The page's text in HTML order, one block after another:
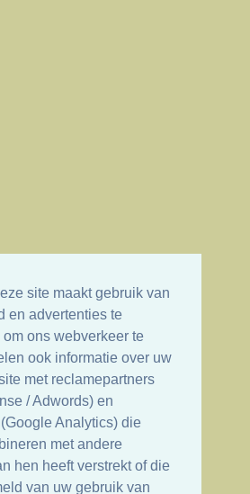
site maakt gebruik van
en advertenties te
ons webverkeer te
ook informatie over uw
met reclamepartners
/ Adwords) en
Analytics) die
met andere
hen heeft verstrekt of die
van uw gebruik van